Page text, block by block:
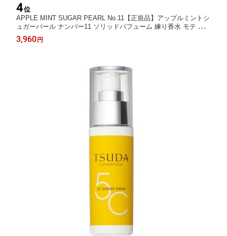
4位
APPLE MINT SUGAR PEARL No.11【正規品】アップルミントシ
ュガーパール ナンバー11 ソリッドパフューム 練り香水 モテ 石
鹸 シャンプーの香り 強すぎない ほのかに香る
3,960 円